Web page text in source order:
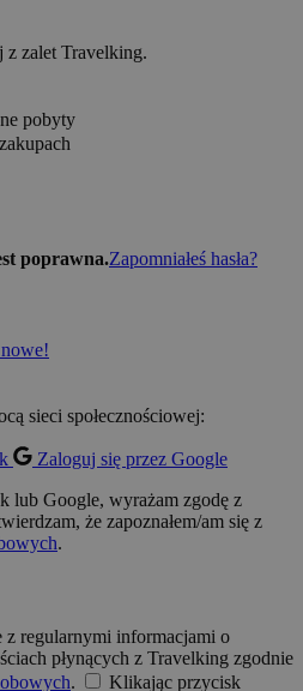
z zalet Travelking.
pobyty
poprawna.Zapomniałeś hasła?
sieci społecznościowej:
Zaloguj się przez Google
lub Google, wyrażam zgodę z
że zapoznałem/am się z
.
z regularnymi informacjami o
płynących z Travelking zgodnie
. Klikając przycisk